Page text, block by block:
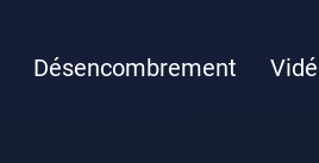
Désencombrement